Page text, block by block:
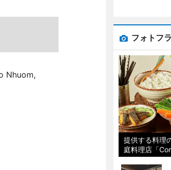
Nhuom,
フォトフ
提供する料理
庭料理店「